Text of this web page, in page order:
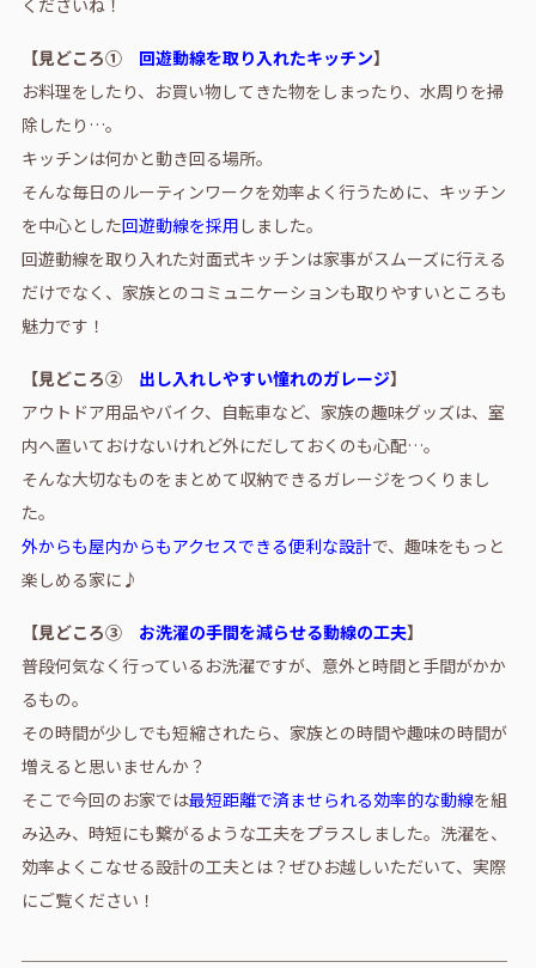
【見どころ① 回遊動線を取り入れたキッチン】
お料理をしたり、お買い物してきた物をしまったり、水周りを掃
除したり…。
キッチンは何かと動き回る場所。
そんな毎日のルーティンワークを効率よく行うために、キッチン
を中心とした回遊動線を採用 しました。
回遊動線を取り入れた対面式キッチンは家事がスムーズに行える
だけでなく、家族とのコミュニケーションも取りやすいところも
魅力です！
【見どころ② 出し入れしやすい憧れのガレージ】
アウトドア用品やバイク、自転車など、家族の趣味グッズは、室
内へ置いておけないけれど外にだしておくのも心配…。
そんな大切なものをまとめて収納できるガレージをつくりまし
た。
外からも屋内からもアクセスできる便利な設計で、趣味をもっと
楽しめる家に♪
【見どころ③ お洗濯の手間を減らせる動線の工夫】
普段何気なく行っているお洗濯ですが、意外と時間と手間がかか
るもの。
その時間が少しでも短縮されたら、家族との時間や趣味の時間が
増えると思いませんか？
そこで今回のお家では最短距離で済ませられる効率的な動線を組
み込み、時短にも繋がるような工夫をプラスしました。洗濯を、
効率よくこなせる設計の工夫とは？ぜひお越しいただいて、実際
にご覧ください！